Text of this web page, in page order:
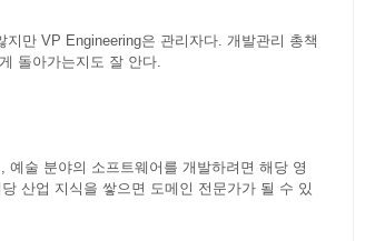
만 VP Engineering은 관리자다. 개발관리 총책
돌아가는지도 잘 안다.
술 분야의 소프트웨어를 개발하려면 해당 영
산업 지식을 쌓으면 도메인 전문가가 될 수 있